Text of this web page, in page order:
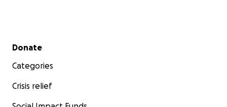
Secondary menu
Donate
Categories
Crisis relief